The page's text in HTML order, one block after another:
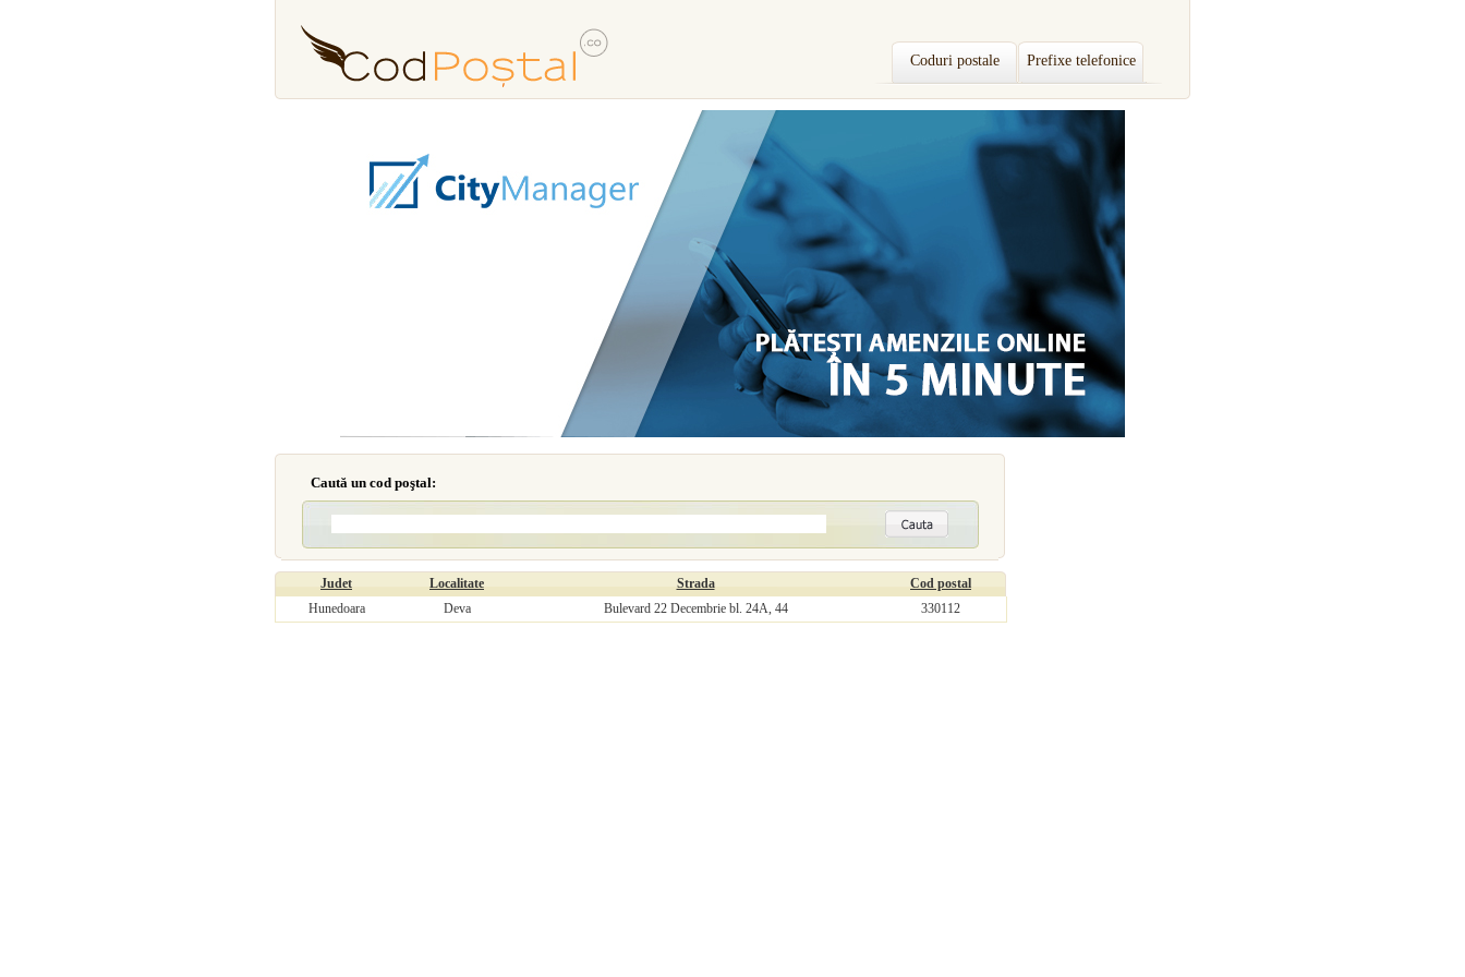
Coduri postale Prefixe telefonice
Caută un cod poştal:
Judet Localitate Strada
Cod postal
Hunedoara
Deva Bulevard 22 Decembrie bl. 24A, 44 330112